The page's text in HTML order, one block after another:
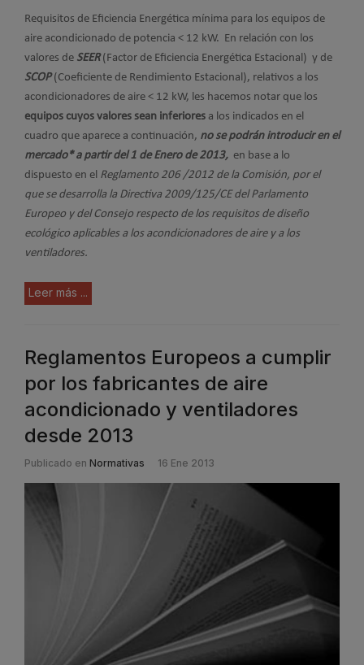
Requisitos de Eficiencia Energética mínima para los equipos de
aire acondicionado de potencia < 12 kW. En relación con los
valores de SEER(Factor de Eficiencia Energética Estacional) y de
SCOP(Coeficiente de Rendimiento Estacional), relativos a los
acondicionadores de aire < 12 kW, les hacemos notar que los
equipos cuyos valores sean inferiores a los indicados en el
cuadro que aparece a continuación, no se podrán introducir en el
mercado* a partir del 1 de Enero de 2013, en base a lo
dispuesto en el Reglamento 206 /2012 de la Comisión, por el
que se desarrolla la Directiva 2009/125/CE del Parlamento
Europeo y del Consejo respecto de los requisitos de diseño
ecológico aplicables a los acondicionadores de aire y a los
ventiladores.
Leer más ...
Reglamentos Europeos a cumplir
por los fabricantes de aire
acondicionado y ventiladores
desde 2013
Publicado en Normativas 16 Ene 2013